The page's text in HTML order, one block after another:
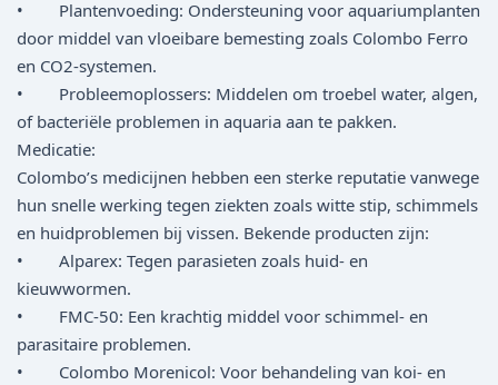
• Plantenvoeding: Ondersteuning voor aquariumplanten
door middel van vloeibare bemesting zoals Colombo Ferro
en CO2-systemen.
• Probleemoplossers: Middelen om troebel water, algen,
of bacteriële problemen in aquaria aan te pakken.
Medicatie:
Colombo’s medicijnen hebben een sterke reputatie vanwege
hun snelle werking tegen ziekten zoals witte stip, schimmels
en huidproblemen bij vissen. Bekende producten zijn:
• Alparex: Tegen parasieten zoals huid- en
kieuwwormen.
• FMC-50: Een krachtig middel voor schimmel- en
parasitaire problemen.
• Colombo Morenicol: Voor behandeling van koi- en